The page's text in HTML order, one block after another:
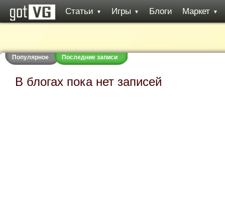
Статьи ▼ Игры ▼ Блоги Маркет ▼
Популярное Последние записи
В блогах пока нет записей